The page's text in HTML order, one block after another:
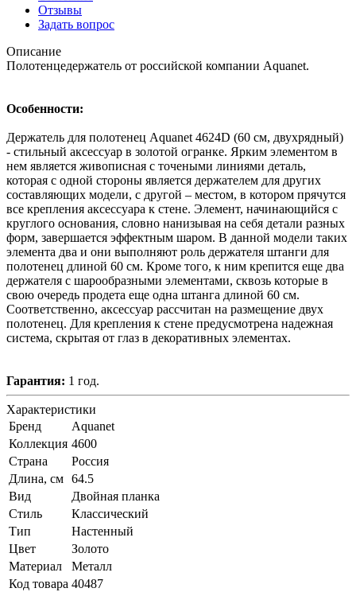
Отзывы
Задать вопрос
Описание
Полотенцедержатель от российской компании Aquanet.
Особенности:
Держатель для полотенец Aquanet 4624D (60 см, двухрядный)
- стильный аксессуар в золотой огранке. Ярким элементом в
нем является живописная с точеными линиями деталь,
которая с одной стороны является держателем для других
составляющих модели, с другой – местом, в котором прячутся
все крепления аксессуара к стене. Элемент, начинающийся с
круглого основания, словно нанизывая на себя детали разных
форм, завершается эффектным шаром. В данной модели таких
элемента два и они выполняют роль держателя штанги для
полотенец длиной 60 см. Кроме того, к ним крепится еще два
держателя с шарообразными элементами, сквозь которые в
свою очередь продета еще одна штанга длиной 60 см.
Соответственно, аксессуар рассчитан на размещение двух
полотенец. Для крепления к стене предусмотрена надежная
система, скрытая от глаз в декоративных элементах.
Гарантия: 1 год.
Характеристики
Бренд
Aquanet
Коллекция 4600
Страна
Россия
Длина, см 64.5
Вид
Двойная планка
Стиль
Классический
Тип
Настенный
Цвет
Золото
Материал
Металл
Код товара 40487